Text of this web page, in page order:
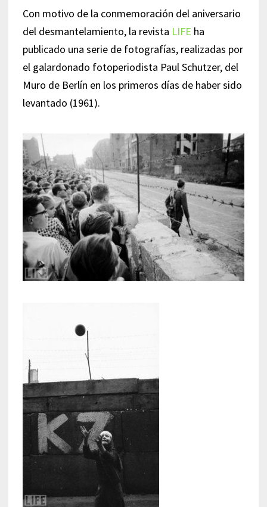
Con motivo de la conmemoración del aniversario
del desmantelamiento, la revista LIFE ha
publicado una serie de fotografías, realizadas por
el galardonado fotoperiodista Paul Schutzer, del
Muro de Berlín en los primeros días de haber sido
levantado (1961).